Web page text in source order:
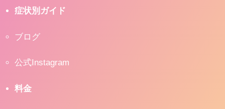
症状別ガイド
ブログ
公式Instagram
料金